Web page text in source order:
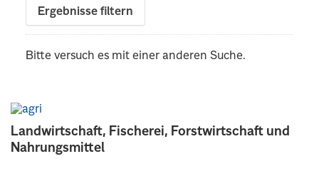
Landwirtschaft, Fischerei, Forstwirtschaft und
Nahrungsmittel
Ergebnisse filtern
Bitte versuch es mit einer anderen Suche.